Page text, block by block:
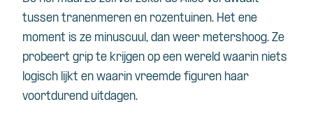
tussen tranenmeren en rozentuinen. Het ene
moment is ze minuscuul, dan weer metershoog. Ze
probeert grip te krijgen op een wereld waarin niets
logisch lijkt en waarin vreemde figuren haar
voortdurend uitdagen.